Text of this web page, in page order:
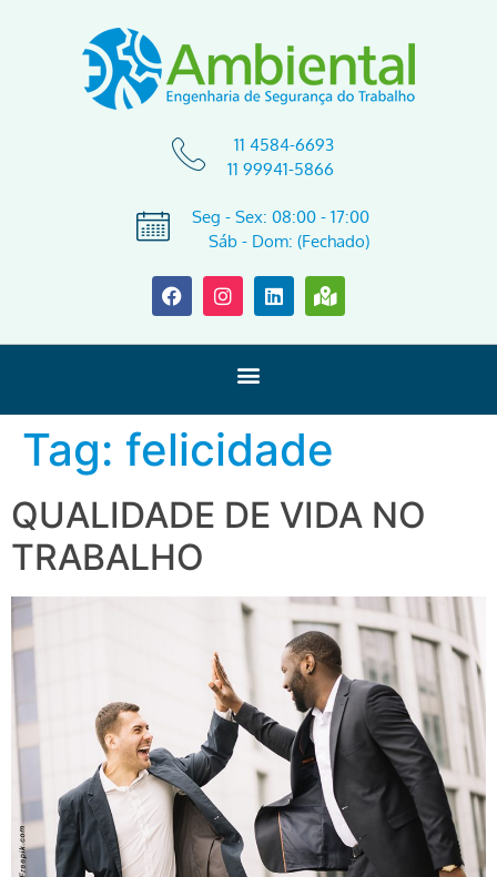
11 4584-6693
11 99941-5866
Seg - Sex: 08:00 - 17:00
Sáb - Dom: (Fechado)
Tag: felicidade
QUALIDADE DE VIDA NO
TRABALHO